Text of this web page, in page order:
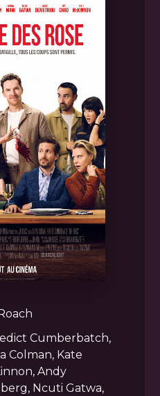
Cumberbatch,
Colman, Kate
Andy
Ncuti Gatwa,